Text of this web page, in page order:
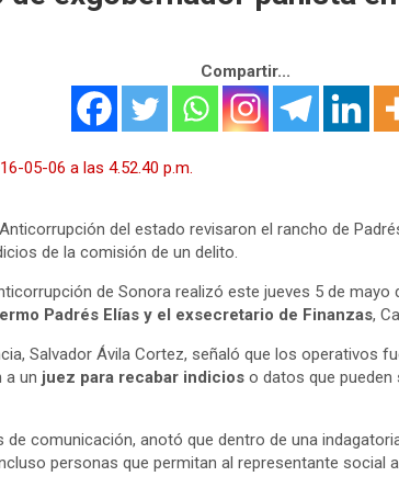
Compartir...
del estado revisaron el rancho de
de la comisión de un delito.
de Sonora realizó este jueves 5 de mayo
Padrés Elías y el exsecretario de Finanzas,
Salvador Ávila Cortez, señaló que los operativos
a un juez para recabar indicios o datos que
de comunicación, anotó que dentro de una
personas que permitan al representante social